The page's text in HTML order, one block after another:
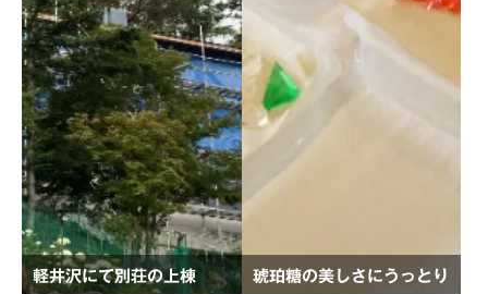
軽井沢にて別荘の上棟 琥珀糖の美しさにうっとり